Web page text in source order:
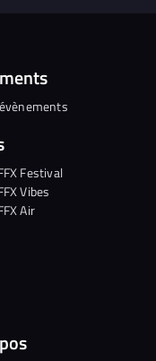
Festival
Vibes
Air